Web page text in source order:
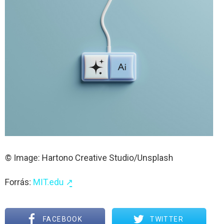
© Image: Hartono Creative Studio/Unsplash
Forrás: MIT.edu ↗̱
FACEBOOK TWITTER